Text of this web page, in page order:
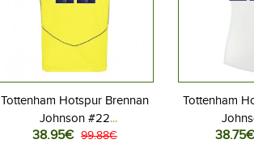
Tottenham Hotspur Brennan
Johnson #22
Jalkapallovaatteet
38.95€ 99.88€
Tottenham
38.75€